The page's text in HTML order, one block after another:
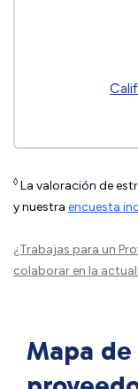
◊ La valoración de
y nuestra encuesta
¿Trabajas para un
colaborar en la
Mapa